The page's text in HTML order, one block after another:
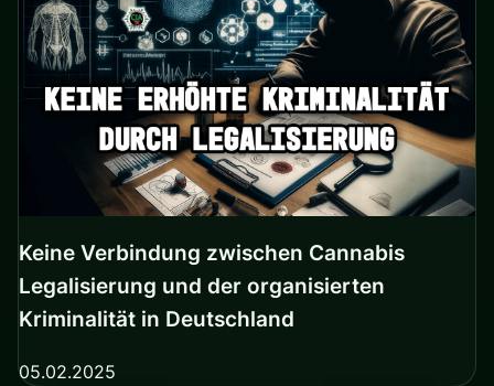
Keine Verbindung zwischen Cannabis
Legalisierung und der organisierten
Kriminalität in Deutschland
05.02.2025